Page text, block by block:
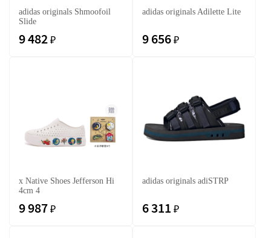
adidas originals Shmoofoil
Slide
9 482 ₽
adidas originals Adilette Lite
9 656 ₽
x Native Shoes Jefferson Hi
4cm 4
9 987 ₽
adidas originals adiSTRP
6 311 ₽